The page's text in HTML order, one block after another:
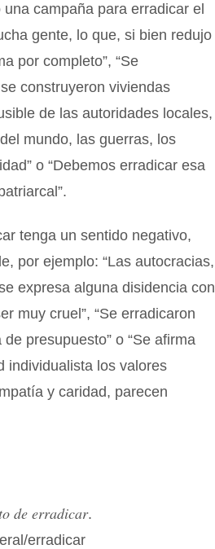
campaña para erradicar el
gente, lo que, si bien redujo
por completo”, “Se
construyeron viviendas
de las autoridades locales,
mundo, las guerras, los
o “Debemos erradicar esa
tenga un sentido negativo,
por ejemplo: “Las autocracias,
expresa alguna disidencia con
muy cruel”, “Se erradicaron
presupuesto” o “Se afirma
individualista los valores
y caridad, parecen
de erradicar.
erradicar